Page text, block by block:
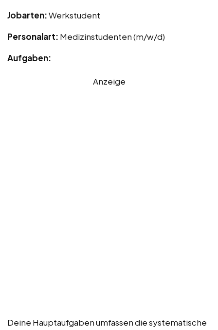
Jobarten:Werkstudent
Personalart: Medizinstudenten (m/w/d)
Aufgaben:
Anzeige
Deine Hauptaufgaben umfassen die systematische